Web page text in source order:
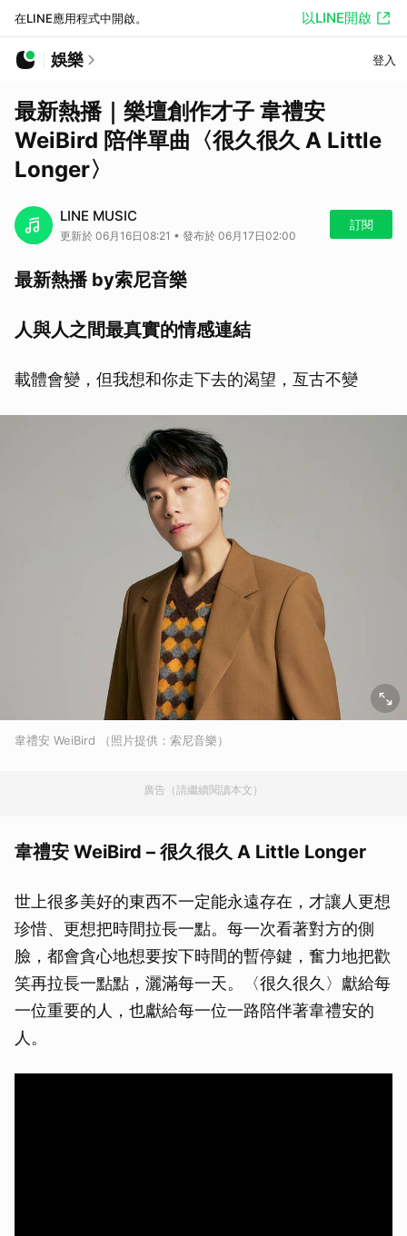
在LINE應用程式中開啟。 以LINE開啟
娛樂 登入
最新熱播｜樂壇創作才子 韋禮安
WeiBird 陪伴單曲〈很久很久 A Little
Longer〉
LINE MUSIC
更新於 06月16日08:21 • 發布於 06月17日02:00
訂閱
最新熱播 by索尼音樂
人與人之間最真實的情感連結
載體會變，但我想和你走下去的渴望，亙古不變
韋禮安 WeiBird （照片提供：索尼音樂）
廣告（請繼續閱讀本文）
韋禮安 WeiBird – 很久很久 A Little Longer
世上很多美好的東西不一定能永遠存在，才讓人更想
珍惜、更想把時間拉長一點。每一次看著對方的側
臉，都會貪心地想要按下時間的暫停鍵，奮力地把歡
笑再拉長一點點，灑滿每一天。〈很久很久〉獻給每
一位重要的人，也獻給每一位一路陪伴著韋禮安的
人。